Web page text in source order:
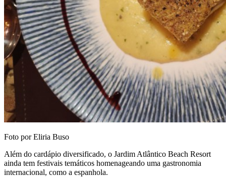
Foto por Eliria Buso
Além do cardápio diversificado, o Jardim Atlântico Beach Resort
ainda tem festivais temáticos homenageando uma gastronomia
internacional, como a espanhola.